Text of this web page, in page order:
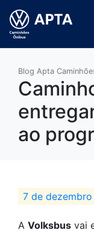
Blog Apta
ao
7 de
A Volksbus vai